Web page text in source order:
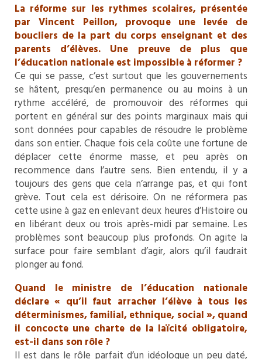
La réforme sur les rythmes scolaires, présentée
par Vincent Peillon, provoque une levée de
boucliers de la part du corps enseignant et des
parents d’élèves. Une preuve de plus que
l’éducation nationale est impossible à réformer ?
Ce qui se passe, c’est surtout que les gouvernements
se hâtent, presqu’en permanence ou au moins à un
rythme accéléré, de promouvoir des réformes qui
portent en général sur des points marginaux mais qui
sont données pour capables de résoudre le problème
dans son entier. Chaque fois cela coûte une fortune de
déplacer cette énorme masse, et peu après on
recommence dans l’autre sens. Bien entendu, il y a
toujours des gens que cela n’arrange pas, et qui font
grève. Tout cela est dérisoire. On ne réformera pas
cette usine à gaz en enlevant deux heures d’Histoire ou
en libérant deux ou trois après-midi par semaine. Les
problèmes sont beaucoup plus profonds. On agite la
surface pour faire semblant d’agir, alors qu’il faudrait
plonger au fond.
Quand le ministre de l’éducation nationale
déclare « qu’il faut arracher l’élève à tous les
déterminismes, familial, ethnique, social », quand
il concocte une charte de la laïcité obligatoire,
est-il dans son rôle ?
Il est dans le rôle parfait d’un idéologue un peu daté,